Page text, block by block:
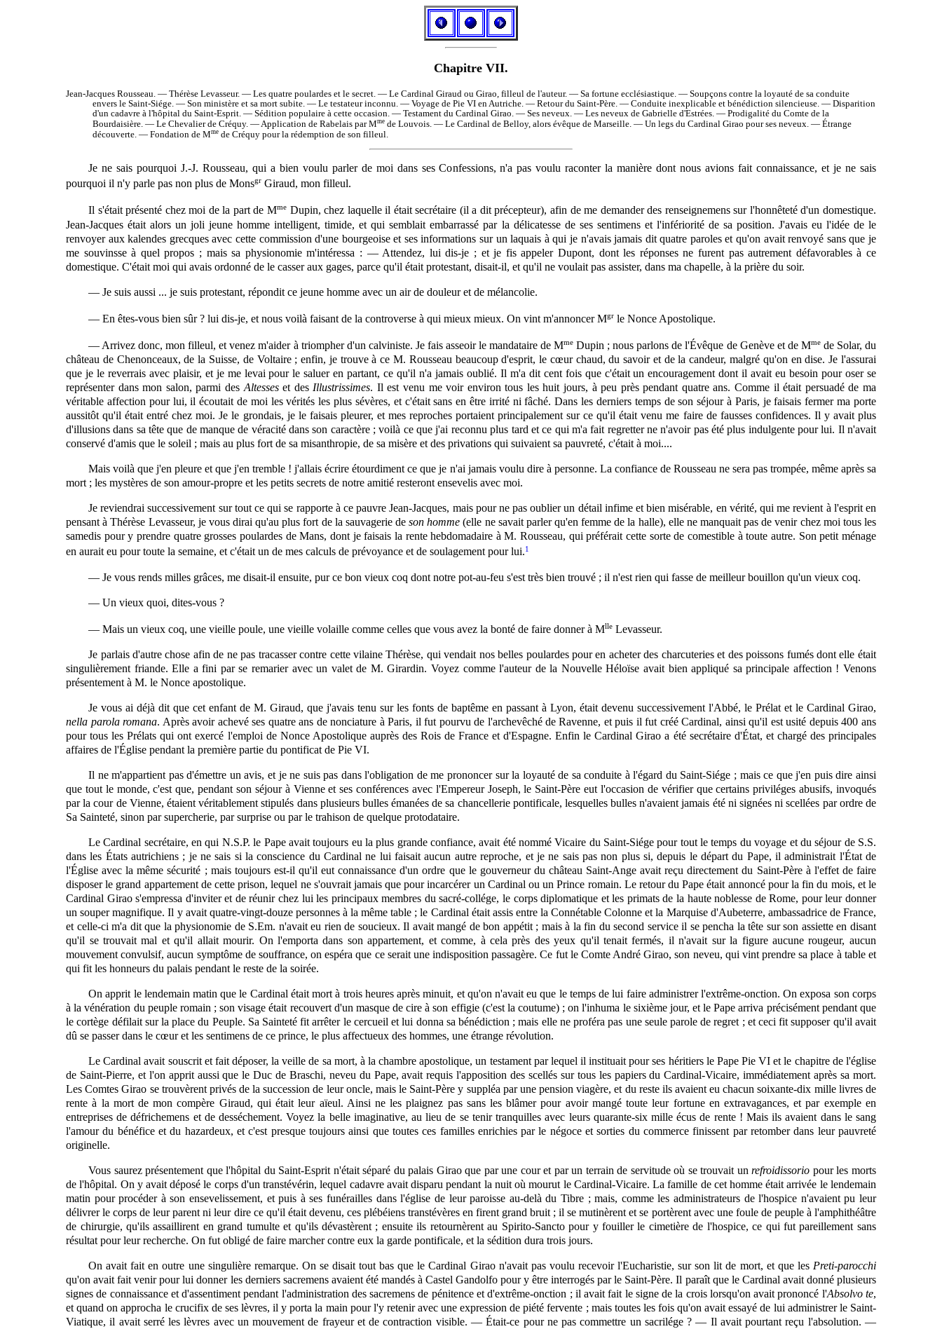
Chapitre VII.
Jean-Jacques Rousseau. — Thérèse Levasseur. — Les quatre poulardes et le secret. — Le Cardinal Giraud ou Girao, filleul de l'auteur. — Sa fortune ecclésiastique. — Soupçons contre la loyauté de sa conduite
envers le Saint-Siége. — Son ministère et sa mort subite. — Le testateur inconnu. — Voyage de Pie VI en Autriche. — Retour du Saint-Père. — Conduite inexplicable et bénédiction silencieuse. — Disparition
d'un cadavre à l'hôpital du Saint-Esprit. — Sédition populaire à cette occasion. — Testament du Cardinal Girao. — Ses neveux. — Les neveux de Gabrielle d'Estrées. — Prodigalité du Comte de la
Bourdaisière. — Le Chevalier de Créquy. — Application de Rabelais par Mme de Louvois. — Le Cardinal de Belloy, alors évêque de Marseille. — Un legs du Cardinal Girao pour ses neveux. — Étrange
découverte. — Fondation de Mme de Créquy pour la rédemption de son filleul.
Je ne sais pourquoi J.-J. Rousseau, qui a bien voulu parler de moi dans ses Confessions, n'a pas voulu raconter la manière dont nous avions fait connaissance, et je ne sais
pourquoi il n'y parle pas non plus de Monsgr Giraud, mon filleul.
Il s'était présenté chez moi de la part de Mme Dupin, chez laquelle il était secrétaire (il a dit précepteur), afin de me demander des renseignemens sur l'honnêteté d'un domestique.
Jean-Jacques était alors un joli jeune homme intelligent, timide, et qui semblait embarrassé par la délicatesse de ses sentimens etl'infériorité de sa position. J'avais eu l'idée de le
renvoyer aux kalendes grecques avec cette commission d'une bourgeoise et ses informations sur un laquais à qui je n'avais jamais dit quatre paroles et qu'on avait renvoyé sans que je
me souvinsse à quel propos ; mais sa physionomie m'intéressa : — Attendez, lui dis-je ; et je fis appeler Dupont, dont les réponses ne furent pas autrement défavorables à ce
domestique. C'était moi qui avais ordonné de le casser aux gages, parce qu'il était protestant, disait-il, et qu'il ne voulait pas assister, dans ma chapelle, à la prière du soir.
— Je suis aussi ... je suis protestant, répondit ce jeune homme avec un air de douleur et de mélancolie.
— En êtes-vous bien sûr ? lui dis-je, et nous voilà faisant de la controverse à qui mieux mieux. On vint m'annoncer Mgr le Nonce Apostolique.
— Arrivez donc, mon filleul, et venez m'aider à triompher d'un calviniste. Je fais asseoir le mandataire de Mme Dupin ; nous parlons de l'Évêque de Genève et de Mmede Solar, du
château de Chenonceaux, de la Suisse, de Voltaire ; enfin, je trouve à ce M. Rousseau beaucoup d'esprit, le cœur chaud, du savoir et de la candeur, malgré qu'on en dise. Je l'assurai
que je le reverrais avec plaisir, et je me levai pour le saluer en partant, ce qu'il n'a jamais oublié. Il m'a dit cent fois que c'était un encouragement dont il avait eu besoin pour oser se
représenter dans mon salon, parmi des Altesseset des Illustrissimes. Il est venu me voir environ tous les huit jours, à peu près pendant quatre ans. Comme il était persuadé de ma
véritable affection pour lui, il écoutait de moi les vérités les plus sévères, et c'était sans en être irrité ni fâché. Dans les derniers temps de son séjour à Paris, je faisais fermer ma porte
aussitôt qu'il était entré chez moi. Je le grondais, je le faisais pleurer, et mes reproches portaient principalement sur ce qu'il était venu me faire de fausses confidences. Il y avait plus
d'illusions dans sa tête que de manque de véracité dans son caractère ; voilà ce que j'ai reconnu plus tard et ce qui m'a fait regretter ne n'avoir pas été plus indulgente pour lui. Il n'avait
conservé d'amis que le soleil ; mais au plus fort de sa misanthropie, de sa misère et des privations qui suivaient sa pauvreté, c'était à moi....
Mais voilà que j'en pleure et que j'en tremble ! j'allais écrire étourdiment ce que je n'ai jamais voulu dire à personne. La confiance de Rousseau ne sera pas trompée, même après sa
mort ; les mystères de son amour-propre et les petits secrets de notre amitié resteront ensevelis avec moi.
Je reviendrai successivement sur tout ce qui se rapporte à ce pauvre Jean-Jacques, mais pour ne pas oublier un détail infime et bien misérable, en vérité, qui me revient à l'esprit en
pensant à Thérèse Levasseur, je vous dirai qu'au plus fort de la sauvagerie deson homme (elle ne savait parler qu'en femme de la halle), elle ne manquait pas de venir chez moi tous les
samedis pour y prendre quatre grosses poulardes de Mans, dont je faisais la rente hebdomadaire à M. Rousseau, qui préférait cette sorte de comestible à toute autre. Son petit ménage
en aurait eu pour toute la semaine, et c'étaitun de mes calculs de prévoyance et de soulagement pour lui.1
— Je vous rends milles grâces, me disait-il ensuite, pur ce bon vieux coq dont notre pot-au-feu s'est très bien trouvé ; il n'est rien qui fasse de meilleur bouillon qu'un vieux coq.
— Un vieux quoi, dites-vous ?
— Mais un vieux coq, une vieille poule, une vieille volaille comme celles que vous avez la bonté de faire donner à Mlle Levasseur.
Je parlais d'autre chose afin de ne pas tracasser contre cette vilaine Thérèse, qui vendait nos belles poulardes pour en acheter des charcuteries et des poissons fumés dont elle était
singulièrement friande. Elle a fini par se remarier avec un valet de M. Girardin. Voyez comme l'auteur de la Nouvelle Héloïse avait bien appliqué sa principale affection ! Venons
présentement à M. le Nonce apostolique.
Je vous ai déjà dit que cet enfant de M. Giraud, que j'avais tenu sur les fonts de baptême en passant à Lyon, était devenu successivement l'Abbé, le Prélat et le Cardinal Girao,
nella parola romana. Après avoir achevé ses quatre ans de nonciature à Paris, il fut pourvu de l'archevêché de Ravenne, et puis il fut créé Cardinal, ainsi qu'il est usité depuis 400 ans
pour tous les Prélats qui ont exercé l'emploi de Nonce Apostolique auprès des Rois de France et d'Espagne. Enfin le Cardinal Girao a été secrétaire d'État, et chargé des principales
affaires de l'Église pendant la première partie du pontificat de Pie VI.
Il ne m'appartient pas d'émettre un avis, et je ne suis pas dans l'obligation de me prononcer sur la loyauté de sa conduite à l'égard du Saint-Siége ; mais ce que j'en puis dire ainsi
que tout le monde, c'est que, pendant son séjour à Vienne et ses conférences avec l'Empereur Joseph, le Saint-Père eut l'occasion de vérifier que certains priviléges abusifs, invoqués
par la cour de Vienne, étaient véritablement stipulés dans plusieurs bulles émanées de sa chancellerie pontificale, lesquelles bulles n'avaient jamais été ni signées ni scellées par ordre de
Sa Sainteté, sinon par supercherie, par surprise ou par le trahison de quelque protodataire.
Le Cardinal secrétaire, en qui N.S.P. le Pape avait toujours eu la plus grande confiance, avait été nommé Vicaire du Saint-Siége pour tout le temps du voyage et du séjour de S.S.
dans les États autrichiens ; je ne sais si la conscience du Cardinal ne lui faisait aucun autre reproche, et je ne sais pas non plus si, depuis le départ du Pape, il administrait l'État de
l'Église avec la même sécurité ; mais toujours est-il qu'il eut connaissance d'un ordre que le gouverneur du château Saint-Ange avait reçu directement du Saint-Père à l'effet de faire
disposer le grand appartement de cette prison, lequel ne s'ouvrait jamais que pour incarcérer un Cardinal ou un Prince romain. Le retour du Pape était annoncé pour la fin du mois, et le
Cardinal Girao s'empressa d'inviter et de réunir chez lui les principaux membres du sacré-collége, le corps diplomatique et les primats de la haute noblesse de Rome, pour leur donner
un soupermagnifique. Il y avait quatre-vingt-douze personnes à la même table ; le Cardinal était assis entre la Connétable Colonne et la Marquise d'Aubeterre, ambassadrice de France,
et celle-ci m'a dit que la physionomie de S.Em. n'avait eu rien de soucieux. Il avait mangé de bon appétit ; mais à la fin du second service il se pencha la tête sur son assiette en disant
qu'il se trouvait mal et qu'il allait mourir. On l'emporta dans son appartement, et comme, à cela près des yeux qu'il tenait fermés, il n'avait sur la figure aucune rougeur, aucun
mouvement convulsif, aucun symptôme de souffrance, on espéra que ce serait une indisposition passagère. Ce fut le Comte André Girao, son neveu, qui vint prendre sa place à table et
qui fit les honneurs du palais pendant le reste de la soirée.
On apprit le lendemain matin que le Cardinal était mort à trois heures après minuit, et qu'on n'avait eu que le temps de lui faire administrer l'extrême-onction. On exposa son corps
à la vénération du peuple romain ; son visage était recouvert d'un masque de cire à son effigie (c'est la coutume) ; on l'inhuma le sixième jour, et le Pape arriva précisément pendant que
le cortège défilait sur la place du Peuple. Sa Sainteté fit arrêter le cercueil et lui donna sa bénédiction ; mais elle ne proféra pas une seule parole de regret ; et ceci fit supposer qu'il avait
dû se passer dans le cœur et les sentimens de ce prince, le plus affectueux des hommes, une étrange révolution.
Le Cardinal avait souscrit et fait déposer, la veille de sa mort, à la chambre apostolique, un testamentpar lequel il instituait pour ses héritiers le Pape Pie VI et le chapitre de l'église
de Saint-Pierre, et l'on apprit aussi que le Duc de Braschi, neveu du Pape, avait requis l'apposition des scellés sur tous les papiers du Cardinal-Vicaire, immédiatement après sa mort.
Les Comtes Girao se trouvèrent privés de la succession de leur oncle, mais le Saint-Père y suppléa par une pension viagère, et du reste ils avaient eu chacun soixante-dix mille livres de
rente à la mort de mon compère Giraud, qui était leur aïeul. Ainsi ne les plaignez pas sans les blâmer pour avoir mangé toute leur fortune en extravagances, et par exemple en
entreprises de défrichemens et de desséchement. Voyez la belle imaginative, au lieu de se tenir tranquilles avec leurs quarante-six mille écus de rente ! Mais ils avaient dans le sang
l'amour du bénéfice et du hazardeux, et c'est presque toujours ainsi que toutes ces familles enrichies par le négoce et sorties du commerce finissent par retomber dans leur pauvreté
originelle.
Vous saurez présentement que l'hôpital du Saint-Esprit n'était séparé du palais Girao que par une cour et par un terrain de servitude où se trouvait unrefroidissorio pour les morts
de l'hôpital. On y avait déposé le corps d'un transtévérin, lequel cadavre avait disparu pendant la nuit où mourut le Cardinal-Vicaire. La famille de cet homme était arrivée le lendemain
matin pour procéder à son ensevelissement, et puis à ses funérailles dans l'église de leur paroisse au-delà du Tibre ; mais, comme les administrateurs de l'hospice n'avaient pu leur
délivrer lecorps de leur parent ni leur dire ce qu'il était devenu, ces plébéiens transtévères en firent grand bruit ; il se mutinèrent et se portèrent avec une foule de peuple à l'amphithéâtre
de chirurgie, qu'ils assaillirent en grand tumulte et qu'ils dévastèrent ; ensuite ils retournèrent au Spirito-Sancto pour y fouiller le cimetière de l'hospice, ce qui fut pareillement sans
résultat pour leur recherche. On fut obligé de faire marcher contre eux la garde pontificale, et la sédition dura trois jours.
On avait fait en outre une singulière remarque. On se disait tout bas que le Cardinal Girao n'avait pas voulu recevoir l'Eucharistie, sur son lit de mort, et que les Preti-parocchi
qu'on avait fait venir pour lui donner les derniers sacremens avaient été mandés à Castel Gandolfo pour y être interrogés par le Saint-Père. Il paraît que le Cardinal avait donné plusieurs
signes de connaissance et d'assentiment pendant l'administration des sacremens de pénitence et d'extrême-onction ; il avait fait le signe de la crois lorsqu'on avait prononcé l'Absolvo te,
et quand on approcha le crucifix de ses lèvres, il y porta la main pour l'y retenir avec une expression de piété fervente ; mais toutes les fois qu'on avait essayé de lui administrer le Saint-
Viatique, il avait serré les lèvres avec un mouvement de frayeur et de contraction visible. — Était-ce pour ne pas commettre un sacrilége ? — Il avait pourtant reçu l'absolution. —